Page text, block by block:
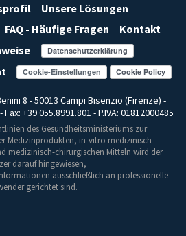
Unsere Lösungen
FAQ - Häufige Fragen
Kontakt
Cookie-Einstellungen
8 - 50013 Campi Bisenzio (Firenze) -
Fax: +39 055.8991.801 - P.IVA: 01812000485
des Gesundheitsministeriums zur
Medizinprodukten, in-vitro medizinisch-
medizinisch-chirurgischen Mitteln wird der
darauf hingewiesen,
ausschließlich an professionelle
gerichtet sind.